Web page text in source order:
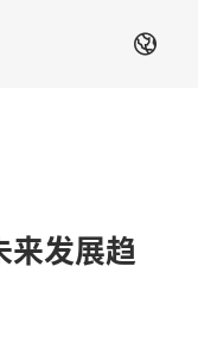
ZH
来发展趋